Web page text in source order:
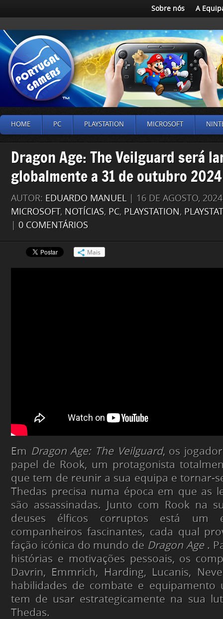
Sobre nós A
HOME PC PLAYSTATION MICROSOFT
Dragon Age: The Veilguard será
globalmente a 31 de outubro 2024
AUTOR: EDUARDO MANUEL | 16 DE AGOSTO,
MICROSOFT, NOTÍCIAS, PC, PLAYSTATION,
0 COMENTÁRIOS
Mais
Em Dragon Age: The Veilguard, os
papel de Rook, um protagonista
que tem de reunir a sua equipa e tornar-
Thedas precisa numa época em que as
são assassinadas. Junto com Rook na
deuses élficos corruptos está um
companheiros fascinantes, cada qual
fação icónica do mundo de Dragon Age .
histórias e motivações pessoais, os
Davrin, Emmrich, Harding, Lucanis,
habilidades de combate e equipamento
tem de usar estrategicamente na sua
Thedas.